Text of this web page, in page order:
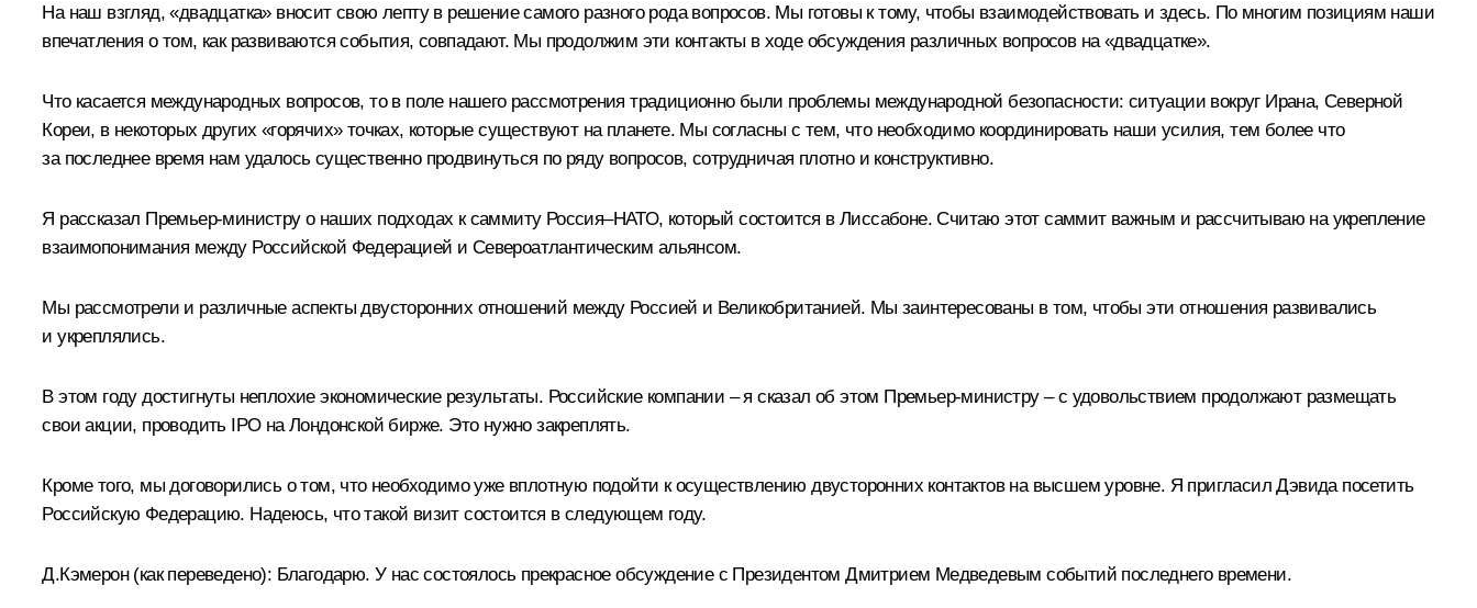
На наш взгляд, «двадцатка» вносит свою лепту в решение самого разного рода вопросов. Мы готовы к тому, чтобы взаимодействовать и здесь. По многим позициям наши
впечатления о том, как развиваются события, совпадают. Мы продолжим эти контакты в ходе обсуждения различных вопросов на «двадцатке».
Что касается международных вопросов, то в поле нашего рассмотрения традиционно были проблемы международной безопасности: ситуации вокруг Ирана, Северной
Кореи, в некоторых других «горячих» точках, которые существуют на планете. Мы согласны с тем, что необходимо координировать наши усилия, тем более что
за последнее время нам удалось существенно продвинуться по ряду вопросов, сотрудничая плотно и конструктивно.
Я рассказал Премьер-министру о наших подходах к саммиту Россия–НАТО, который состоится в Лиссабоне. Считаю этот саммит важным и рассчитываю на укрепление
взаимопонимания между Российской Федерацией и Североатлантическим альянсом.
Мы рассмотрели и различные аспекты двусторонних отношений между Россией и Великобританией. Мы заинтересованы в том, чтобы эти отношения развивались
и укреплялись.
В этом году достигнуты неплохие экономические результаты. Российские компании – я сказал об этом Премьер-министру – с удовольствием продолжают размещать
свои акции, проводить IPO на Лондонской бирже. Это нужно закреплять.
Кроме того, мы договорились о том, что необходимо уже вплотную подойти к осуществлению двусторонних контактов на высшем уровне. Я пригласил Дэвида посетить
Российскую Федерацию. Надеюсь, что такой визит состоится в следующем году.
Д.Кэмерон (как переведено): Благодарю. У нас состоялось прекрасное обсуждение с Президентом Дмитрием Медведевым событий последнего времени.